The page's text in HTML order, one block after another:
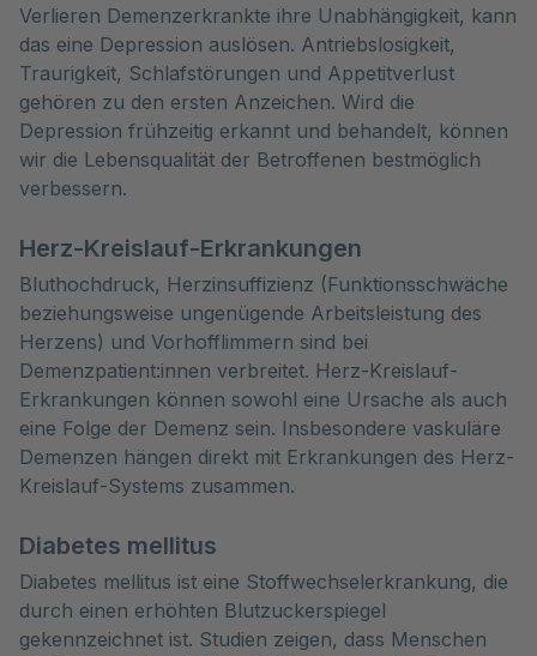
Verlieren Demenzerkrankte ihre Unabhängigkeit, kann
das eine Depression auslösen. Antriebslosigkeit,
Traurigkeit, Schlafstörungen und Appetitverlust
gehören zu den ersten Anzeichen. Wird die
Depression frühzeitig erkannt und behandelt, können
wir die Lebensqualität der Betroffenen bestmöglich
verbessern.
Herz-Kreislauf-Erkrankungen
Bluthochdruck, Herzinsuffizienz (Funktionsschwäche
beziehungsweise ungenügende Arbeitsleistung des
Herzens) und Vorhofflimmern sind bei
Demenzpatient:innen verbreitet. Herz-Kreislauf-
Erkrankungen können sowohl eine Ursache als auch
eine Folge der Demenz sein. Insbesondere vaskuläre
Demenzen hängen direkt mit Erkrankungen des Herz-
Kreislauf-Systems zusammen.
Diabetes mellitus
Diabetes mellitus ist eine Stoffwechselerkrankung, die
durch einen erhöhten Blutzuckerspiegel
gekennzeichnet ist. Studien zeigen, dass Menschen